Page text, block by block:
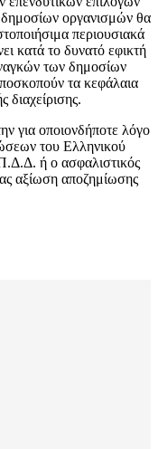
δημοσίων οργανισμών θα
περιουσιακά
κατά το δυνατό εφικτή
των δημοσίων
τα κεφάλαια
διαχείρισης.
για οποιονδήποτε λόγο
του Ελληνικού
ή ο ασφαλιστικός
αξίωση αποζημίωσης